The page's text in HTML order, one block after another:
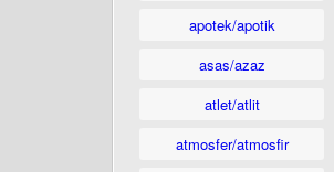
apotek/apotik
asas/azaz
atlet/atlit
atmosfer/atmosfir